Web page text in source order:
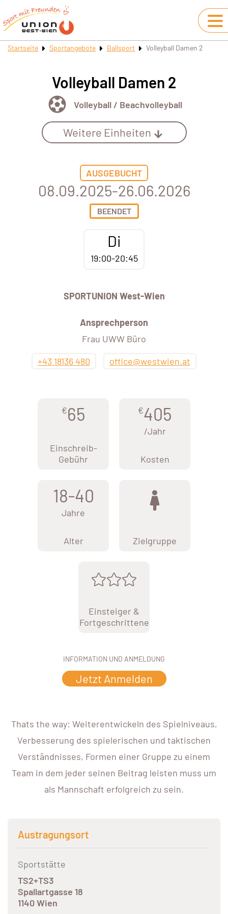
Startseite Sportangebote Ballsport Volleyball Damen 2
Volleyball Damen 2
Volleyball / Beachvolleyball
Weitere Einheiten
AUSGEBUCHT
08.09.2025-26.06.2026
BEENDET
Di
19:00-20:45
SPORTUNION West-Wien
Ansprechperson
Frau UWW Büro
+43 18136 480
office@westwien.at
€65
Einschreib-
Gebühr
€405
/Jahr
Kosten
18-40
Jahre
Alter Zielgruppe
Einsteiger &
Fortgeschrittene
INFORMATION UND ANMELDUNG
Jetzt Anmelden
Thats the way: Weiterentwickeln des Spielniveaus,
Verbesserung des spielerischen und taktischen
Verständnisses, Formen einer Gruppe zu einem
Team in dem jeder seinen Beitrag leisten muss um
als Mannschaft erfolgreich zu sein.
Austragungsort
Sportstätte
TS2+TS3
Spallartgasse 18
1140 Wien